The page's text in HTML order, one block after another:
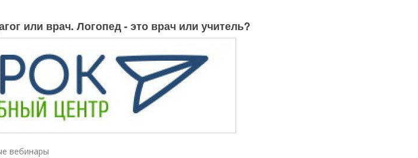
или врач. Логопед - это врач или учитель?
вебинары